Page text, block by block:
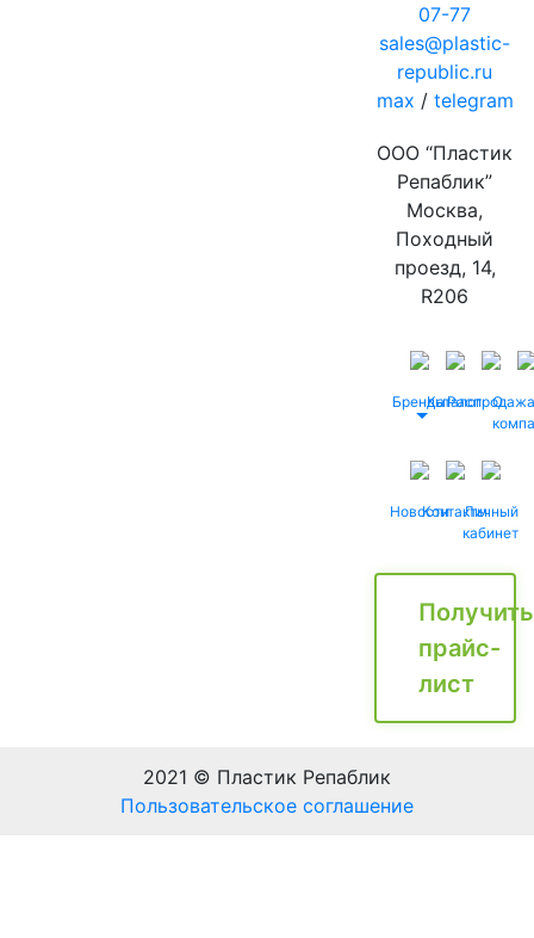
07-77
sales@plastic-
republic.ru
max / telegram
ООО “Пластик
Репаблик”
Москва,
Походный
проезд, 14,
R206
БрендыКаталог
Распродажа
О
НовостиКонтактыЛичный
кабинет
Получить
прайс-
лист
2021 © Пластик Репаблик
Пользовательское соглашение